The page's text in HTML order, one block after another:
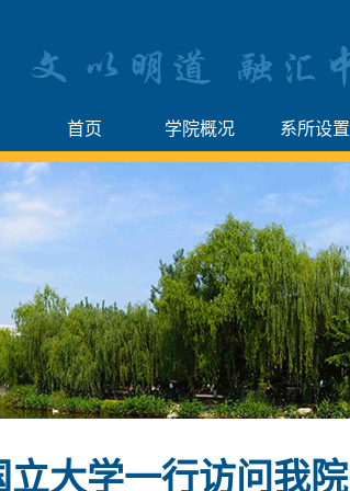
首页 学院概况 系所设置
立大学一行访问我院